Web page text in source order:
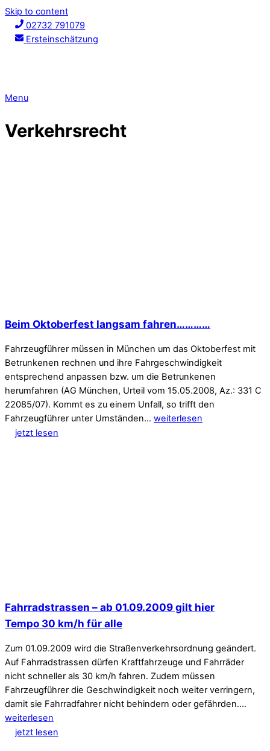
Skip to content
02732 791079
Ersteinschätzung
Menu
Verkehrsrecht
Beim Oktoberfest langsam fahren…………
Fahrzeugführer müssen in München um das Oktoberfest mit
Betrunkenen rechnen und ihre Fahrgeschwindigkeit
entsprechend anpassen bzw. um die Betrunkenen
herumfahren (AG München, Urteil vom 15.05.2008, Az.: 331 C
22085/07). Kommt es zu einem Unfall, so trifft den
Fahrzeugführer unter Umständen… weiterlesen
jetzt lesen
Fahrradstrassen – ab 01.09.2009 gilt hier
Tempo 30 km/h für alle
Zum 01.09.2009 wird die Straßenverkehrsordnung geändert.
Auf Fahrradstrassen dürfen Kraftfahrzeuge und Fahrräder
nicht schneller als 30 km/h fahren. Zudem müssen
Fahrzeugführer die Geschwindigkeit noch weiter verringern,
damit sie Fahrradfahrer nicht behindern oder gefährden.…
weiterlesen
jetzt lesen